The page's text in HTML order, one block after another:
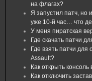
на флагах?
Я запустил патч, но
уже 10-й час… что
У меня пиратская
Где скачать патчи
Где взять патчи для
Assault?
Как открыть консоль
Как отключить